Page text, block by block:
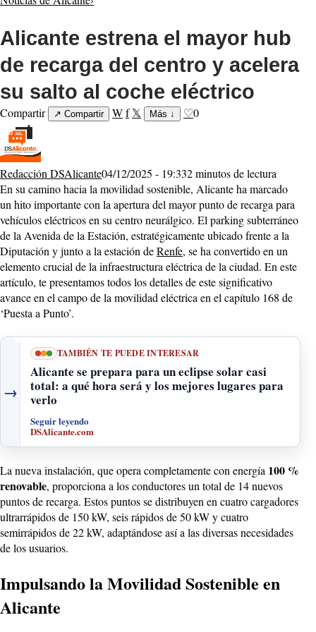
Alicante estrena el mayor hub
de recarga del centro y acelera
su salto al coche eléctrico
Compartir ↗ Compartir Wf 𝕏 Más ↓ ♡0
Redacción DSAlicante04/12/2025 - 19:332 minutos de lectura
En su camino hacia la movilidad sostenible, Alicante ha marcado
un hito importante con la apertura del mayor punto de recarga para
vehículos eléctricos en su centro neurálgico. El parking subterráneo
de la Avenida de la Estación, estratégicamente ubicado frente a la
Diputación y junto a la estación deRenfe, se ha convertido en un
elemento crucial de la infraestructura eléctrica de la ciudad. En este
artículo, te presentamos todos los detalles de este significativo
avance en el campo de la movilidad eléctrica en el capítulo 168 de
‘Puesta a Punto’.
→
TAMBIÉN TE PUEDE INTERESAR
Alicante se prepara para un eclipse solar casi
total: a qué hora será y los mejores lugares para
verlo
Seguir leyendo
DSAlicante.com
La nueva instalación, que opera completamente con energía 100 %
renovable, proporciona a los conductores un total de 14 nuevos
puntos de recarga. Estos puntos se distribuyen en cuatro cargadores
ultrarrápidos de 150 kW, seis rápidos de 50 kW y cuatro
semirrápidos de 22 kW, adaptándose así a las diversas necesidades
de los usuarios.
Impulsando la Movilidad Sostenible en
Alicante